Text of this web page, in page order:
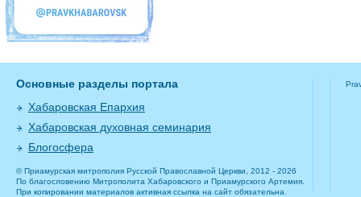
Основные разделы портала
Хабаровская Епархия
Хабаровская духовная семинария
Блогосфера
© Приамурская митрополия Русской Православной Церкви, 2012 - 2026
По благословению Митрополита Хабаровского и Приамурского Артемия.
При копировании материалов активная ссылка на сайт обязательна.